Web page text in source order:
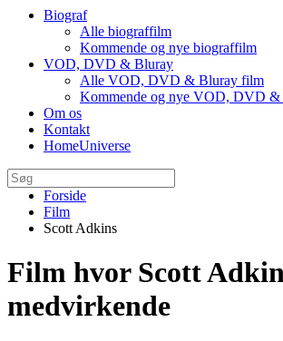
Biograf
Alle biograffilm
Kommende og nye biograffilm
VOD, DVD & Bluray
Alle VOD, DVD & Bluray film
Kommende og nye VOD, DVD
Om os
Kontakt
HomeUniverse
Forside
Film
Scott Adkins
Film hvor Scott
medvirkende